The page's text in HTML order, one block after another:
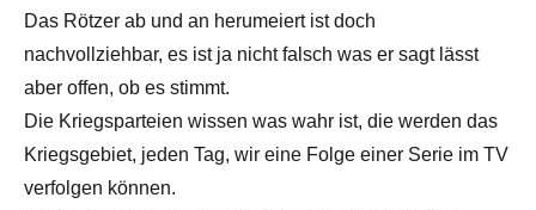
Das Rötzer ab und an herumeiert ist doch
nachvollziehbar, es ist ja nicht falsch was er sagt lässt
aber offen, ob es stimmt.
Die Kriegsparteien wissen was wahr ist, die werden das
Kriegsgebiet, jeden Tag, wir eine Folge einer Serie im TV
verfolgen können.